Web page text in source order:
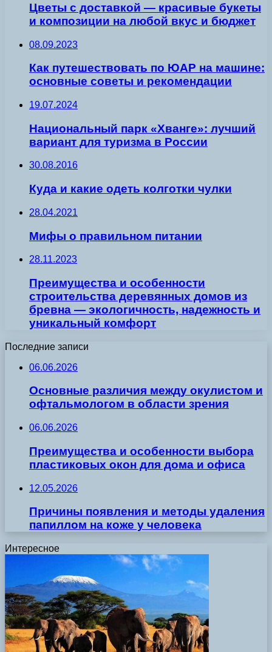
Цветы с доставкой — красивые букеты
и композиции на любой вкус и бюджет
08.09.2023
Как путешествовать по ЮАР на машине:
основные советы и рекомендации
19.07.2024
Национальный парк «Хванге»: лучший
вариант для туризма в России
30.08.2016
Куда и какие одеть колготки чулки
28.04.2021
Мифы о правильном питании
28.11.2023
Преимущества и особенности
строительства деревянных домов из
бревна — экологичность, надежность и
уникальный комфорт
Последние записи
06.06.2026
Основные различия между окулистом и
офтальмологом в области зрения
06.06.2026
Преимущества и особенности выбора
пластиковых окон для дома и офиса
12.05.2026
Причины появления и методы удаления
папиллом на коже у человека
Интересное